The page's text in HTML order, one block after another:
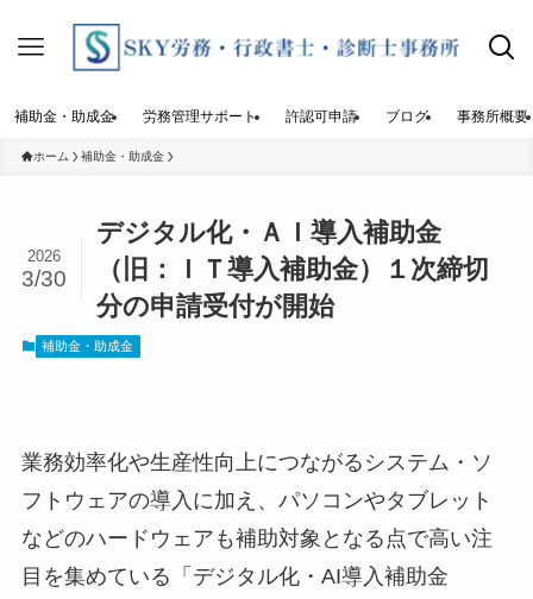
補助金・助成金 労務管理サポート 許認可申請 ブログ 事務所概要
ホーム 補助金・助成金
デジタル化・ＡＩ導入補助金
（旧：ＩＴ導入補助金）１次締切
分の申請受付が開始
2026
3/30
補助金・助成金
業務効率化や生産性向上につながるシステム・ソ
フトウェアの導入に加え、パソコンやタブレット
などのハードウェアも補助対象となる点で高い注
目を集めている「デジタル化・AI導入補助金